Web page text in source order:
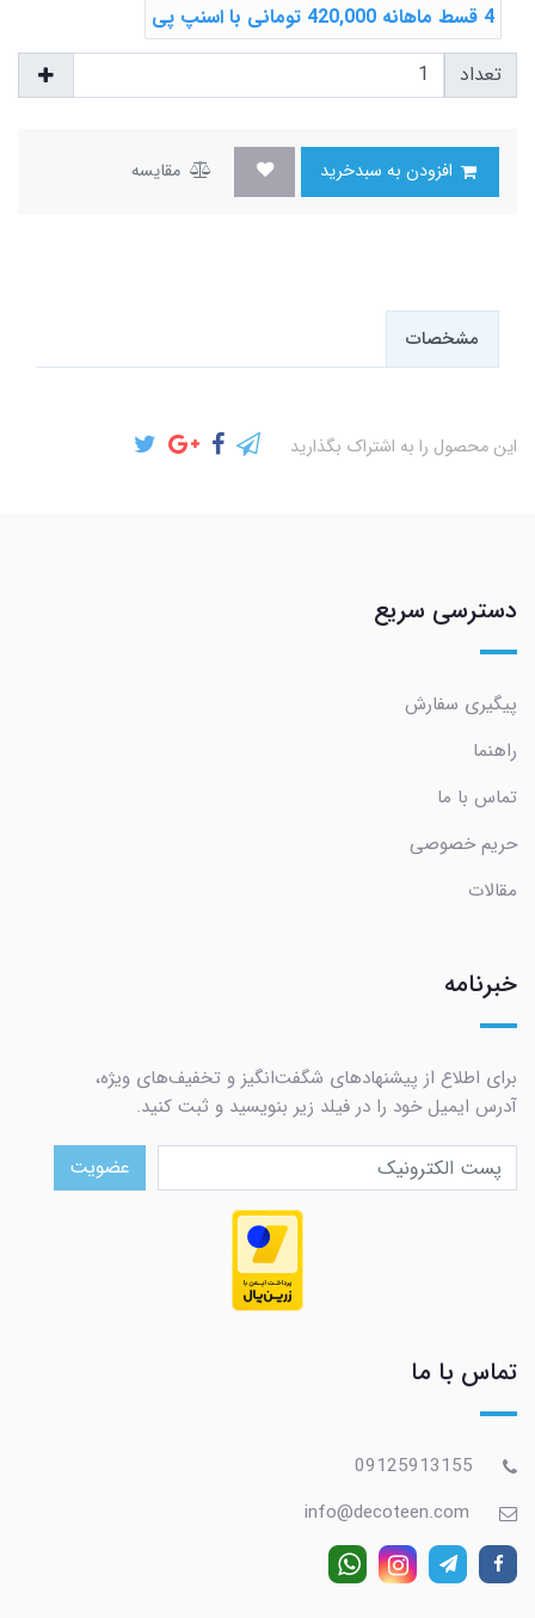
4 قسط ماهانه 420,000 تومانی با اسنپ ‌پی
تعداد
مقایسه
مشخصات
این محصول را به اشتراک بگذارید
دسترسی سریع
پیگیری سفارش
راهنما
تماس با ما
حریم خصوصی
مقالات
خبرنامه
برای اطلاع از پیشنهادهای شگفت‌انگیز و تخفیف‌های ویژه،
آدرس ایمیل خود را در فیلد زیر بنویسید و ثبت کنید.
عضویت
تماس با ما